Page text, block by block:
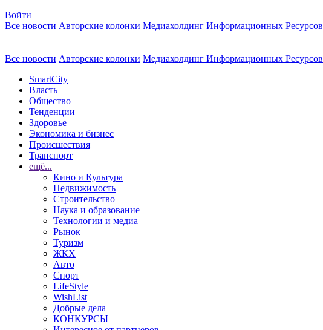
Войти
Все новости Авторские колонки Медиахолдинг Информационных Ресурсов
Все новости Авторские колонки Медиахолдинг Информационных Ресурсов
SmartCity
Власть
Общество
Тенденции
Здоровье
Экономика и бизнес
Происшествия
Транспорт
ещё...
Кино и Культура
Недвижимость
Строительство
Наука и образование
Технологии и медиа
Рынок
Туризм
ЖКХ
Авто
Спорт
LifeStyle
WishList
Добрые дела
КОНКУРСЫ